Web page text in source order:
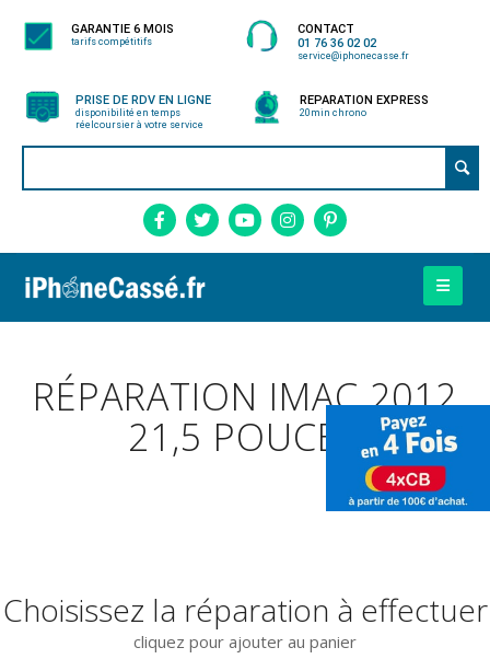
GARANTIE 6 MOIS
tarifs compétitifs
CONTACT
01 76 36 02 02
service@iphonecasse.fr
PRISE DE RDV EN LIGNE
disponibilité en temps
réelcoursier à votre service
REPARATION EXPRESS
20min chrono
RÉPARATION IMAC 2012
21,5 POUCES
Choisissez la réparation à effectuer
cliquez pour ajouter au panier